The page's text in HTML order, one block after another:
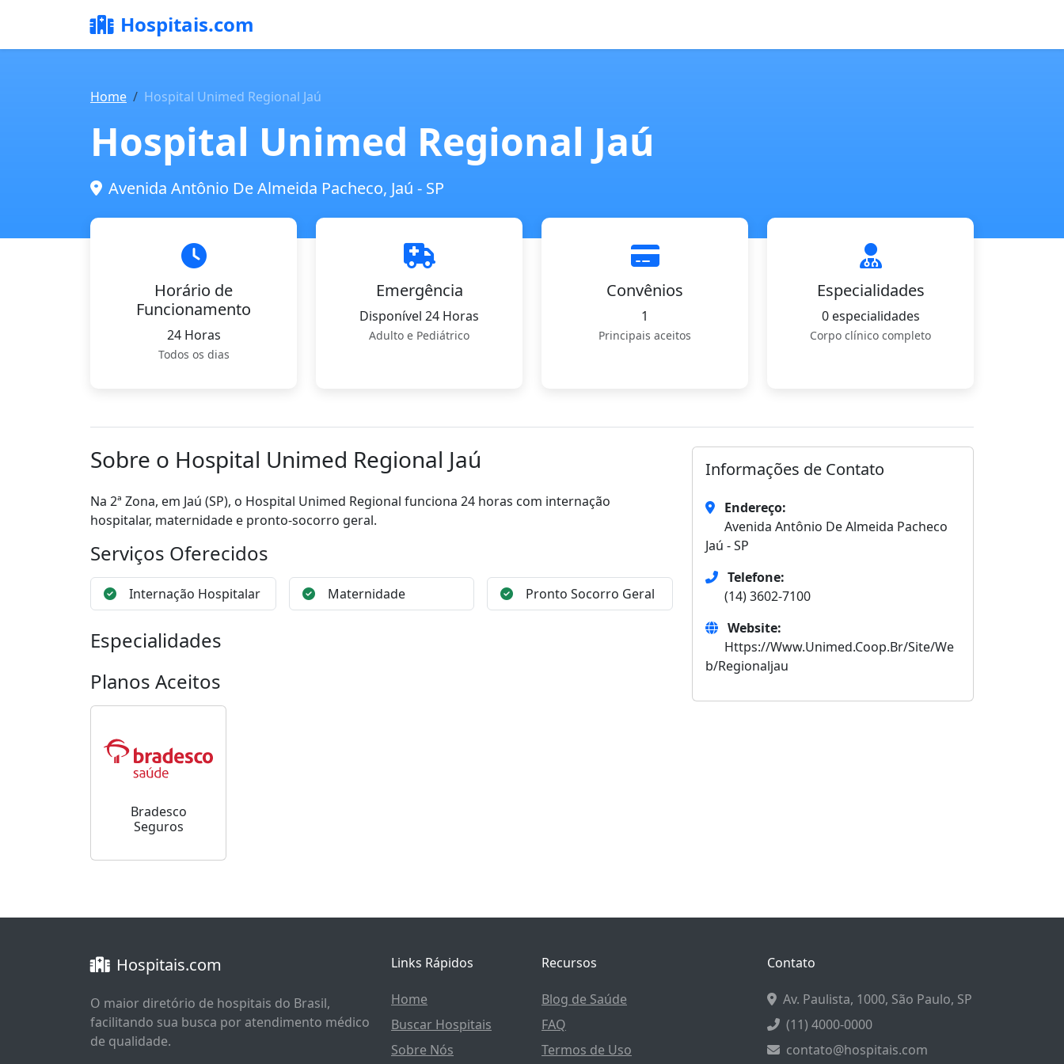
Hospitais.com
Home Hospital Unimed Regional Jaú
Hospital Unimed Regional Jaú
Avenida Antônio De Almeida Pacheco, Jaú - SP
Horário de
Funcionamento
24 Horas
Todos os dias
Emergência
Disponível 24 Horas
Adulto e Pediátrico
Convênios
1
Principais aceitos
Especialidades
0 especialidades
Corpo clínico completo
Sobre o Hospital Unimed Regional Jaú
Na 2ª Zona, em Jaú (SP), o Hospital Unimed Regional funciona 24 horas com internação
hospitalar, maternidade e pronto-socorro geral.
Serviços Oferecidos
Internação Hospitalar Maternidade Pronto Socorro Geral
Especialidades
Planos Aceitos
Bradesco
Seguros
Informações de Contato
Endereço:
Avenida Antônio De Almeida Pacheco
Jaú - SP
Telefone:
(14) 3602-7100
Website:
Https://Www.Unimed.Coop.Br/Site/We
b/Regionaljau
Hospitais.com
O maior diretório de hospitais do Brasil,
facilitando sua busca por atendimento médico
de qualidade.
Links Rápidos
Home
Buscar Hospitais
Sobre Nós
Recursos
Blog de Saúde
FAQ
Termos de Uso
Contato
Av. Paulista, 1000, São Paulo, SP
(11) 4000-0000
contato@hospitais.com